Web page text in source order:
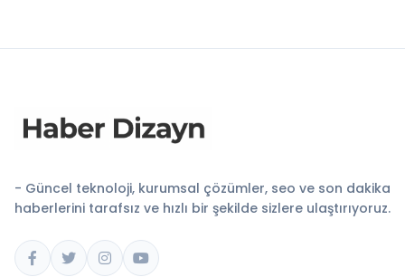
- Güncel teknoloji, kurumsal çözümler, seo ve son dakika
haberlerini tarafsız ve hızlı bir şekilde sizlere ulaştırıyoruz.